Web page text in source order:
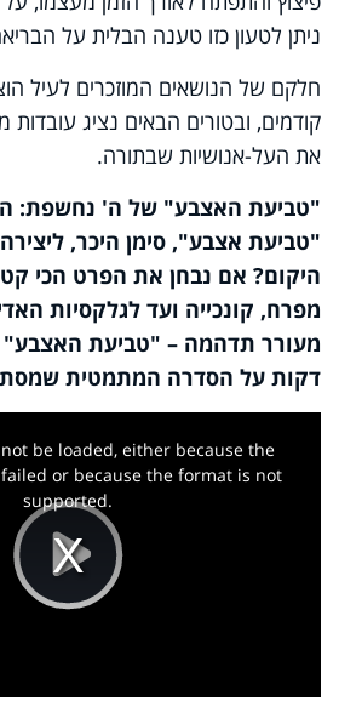
ניתן לטעון כזו טענה הבלית על
חלקם של הנושאים המוזכרים לעיל
קודמים, ובטורים הבאים נציג
את העל-אנושיות שבתורה.
"טביעת האצבע" של ה' נחשפת:
"טביעת אצבע", סימן היכר,
היקום? אם נבחן את הפרט הכי
מפרח, קונכייה ועד לגלקסיות
דקות על הסדרה המתמטית
Play
be loaded, either because the
or because the format is not
supported.